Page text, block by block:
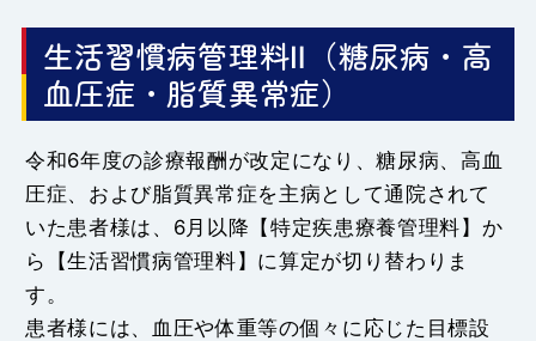
生活習慣病管理料Ⅱ（糖尿病・高
血圧症・脂質異常症）
令和6年度の診療報酬が改定になり、糖尿病、高血
圧症、および脂質異常症を主病として通院されて
いた患者様は、6月以降【特定疾患療養管理料】か
ら【生活習慣病管理料】に算定が切り替わりま
す。
患者様には、血圧や体重等の個々に応じた目標設